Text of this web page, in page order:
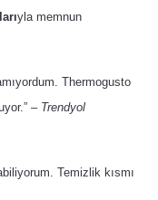
yla memnun
Thermogusto
– Trendyol
Temizlik kısmı